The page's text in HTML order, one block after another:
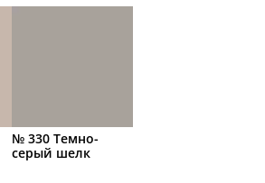
№ 330 Темно-
серый шелк